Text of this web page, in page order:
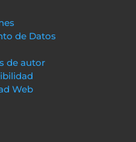
de Datos
de autor
Web